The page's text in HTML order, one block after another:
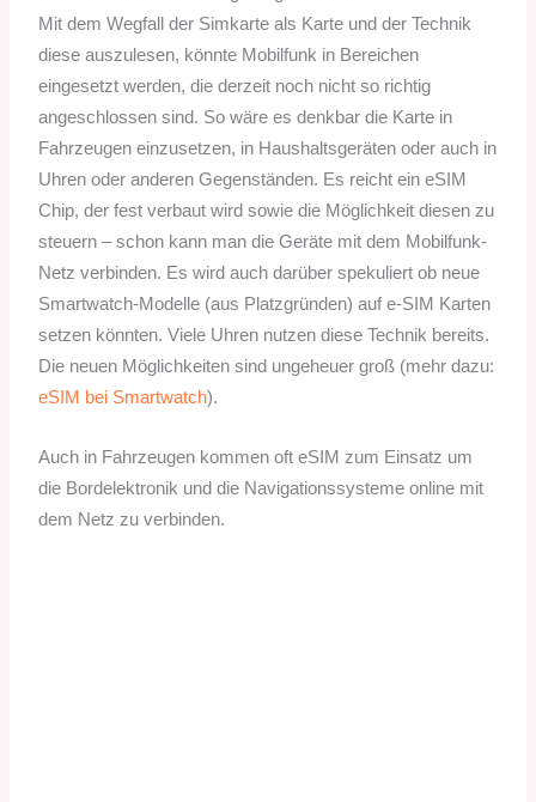
Mit dem Wegfall der Simkarte als Karte und der Technik
diese auszulesen, könnte Mobilfunk in Bereichen
eingesetzt werden, die derzeit noch nicht so richtig
angeschlossen sind. So wäre es denkbar die Karte in
Fahrzeugen einzusetzen, in Haushaltsgeräten oder auch in
Uhren oder anderen Gegenständen. Es reicht ein eSIM
Chip, der fest verbaut wird sowie die Möglichkeit diesen zu
steuern – schon kann man die Geräte mit dem Mobilfunk-
Netz verbinden. Es wird auch darüber spekuliert ob neue
Smartwatch-Modelle (aus Platzgründen) auf e-SIM Karten
setzen könnten. Viele Uhren nutzen diese Technik bereits.
Die neuen Möglichkeiten sind ungeheuer groß (mehr dazu:
eSIM bei Smartwatch).
Auch in Fahrzeugen kommen oft eSIM zum Einsatz um
die Bordelektronik und die Navigationssysteme online mit
dem Netz zu verbinden.